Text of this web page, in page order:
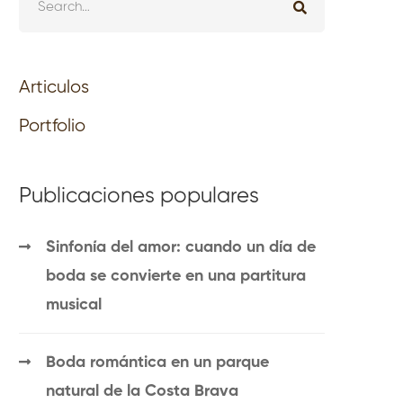
Articulos
Portfolio
Publicaciones populares
Sinfonía del amor: cuando un día de
boda se convierte en una partitura
musical
Boda romántica en un parque
natural de la Costa Brava